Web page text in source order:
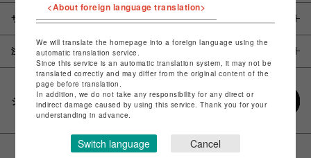
サイズ
注意事項
シェアする
<About foreign language translation>
We will translate the homepage into a foreign language using the
automatic translation service.
Since this service is an automatic translation system, it may not be
translated correctly and may differ from the original content of the
page before translation.
In addition, we do not take any responsibility for any direct or
indirect damage caused by using this service. Thank you for your
understanding in advance.
Switch language Cancel